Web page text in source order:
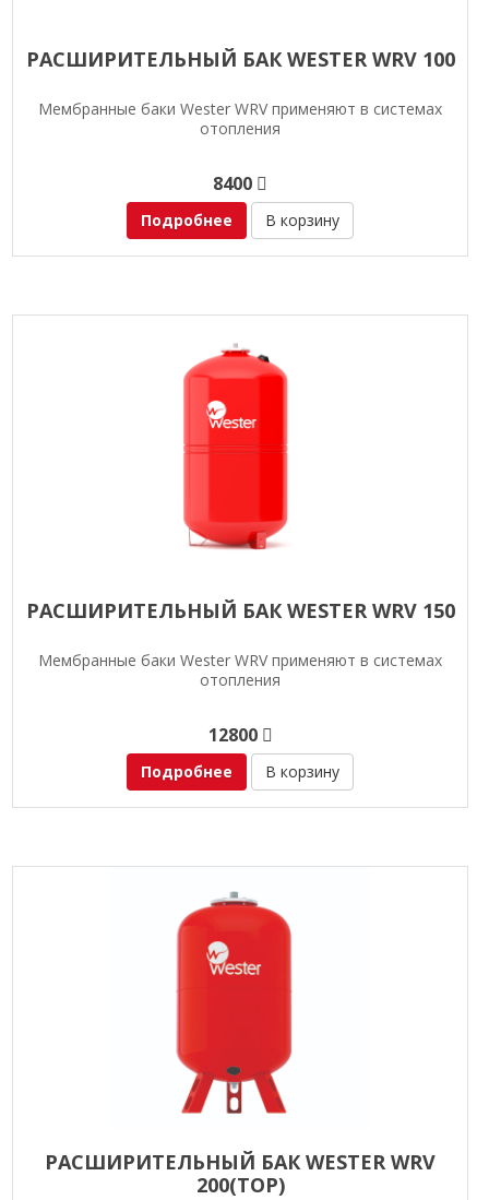
РАСШИРИТЕЛЬНЫЙ БАК WESTER WRV 100
Мембранные баки Wester WRV применяют в системах
отопления
8400
Подробнее В корзину
РАСШИРИТЕЛЬНЫЙ БАК WESTER WRV 150
Мембранные баки Wester WRV применяют в системах
отопления
12800
Подробнее В корзину
РАСШИРИТЕЛЬНЫЙ БАК WESTER WRV
200(TOP)